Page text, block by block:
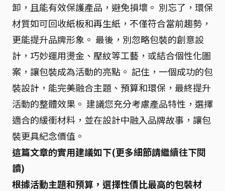
卸，且能有效保護產品，避免損壞。 別忘了，環保
材質如可回收紙板和再生紙，不僅符合當前趨勢，
更能提升品牌形象。 最後，別忽略包裝的創意設
計，巧妙運用燙金、壓紋等工藝，或結合個性化圖
案，讓包裝成為活動的亮點。 記住，一個成功的包
裝設計，能完美融合主題、預算和環保，最終提升
活動的整體效果。 建議您充分考慮產品特性，選擇
適合的緩衝材料，並在設計中融入品牌故事，讓包
裝更具紀念價值。
這篇文章的實用建議如下(更多細節請繼續往下閱
讀)
根據活動主題和預算，選擇性價比最高的包裝材